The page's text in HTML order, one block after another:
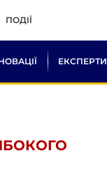
ПОДІЇ
ЕКСПЕРТИ